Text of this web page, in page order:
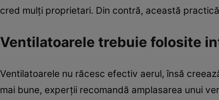
cred mulți proprietari. Din contră, această
Ventilatoarele trebuie folosite
Ventilatoarele nu răcesc efectiv aerul, însă
mai bune, experții recomandă amplasarea unui